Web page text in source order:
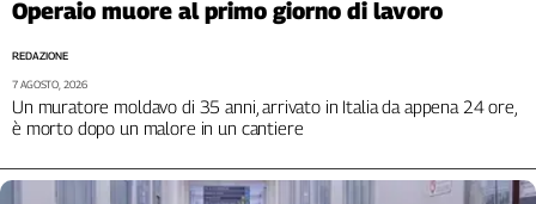
Operaio muore al primo giorno di lavoro
Un muratore moldavo di 35 anni, arrivato in Italia da appena 24 ore,
è morto dopo un malore in un cantiere
REDAZIONE
7 AGOSTO, 2026